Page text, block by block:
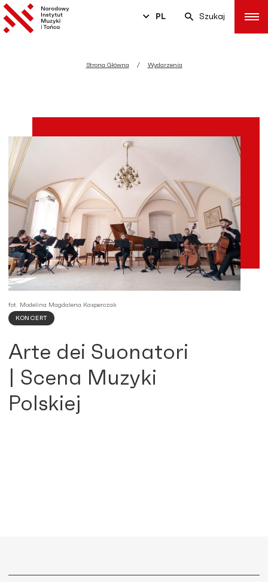
PL Szukaj
Strona Główna Wydarzenia
KONCERT
Arte dei Suonatori
| Scena Muzyki
Polskiej
fot. Modelina Magdalena Kasperczak